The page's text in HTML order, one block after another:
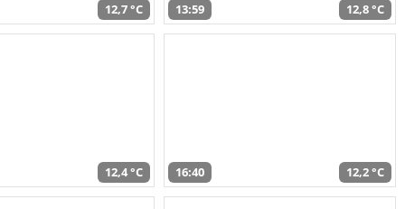
12,7 °C 13:59 12,8 °C
12,4 °C 16:40 12,2 °C